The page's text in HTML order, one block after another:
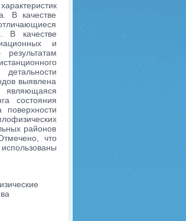
В качестве
В качестве
и
выявлена
являющаяся
состояния
районов
что